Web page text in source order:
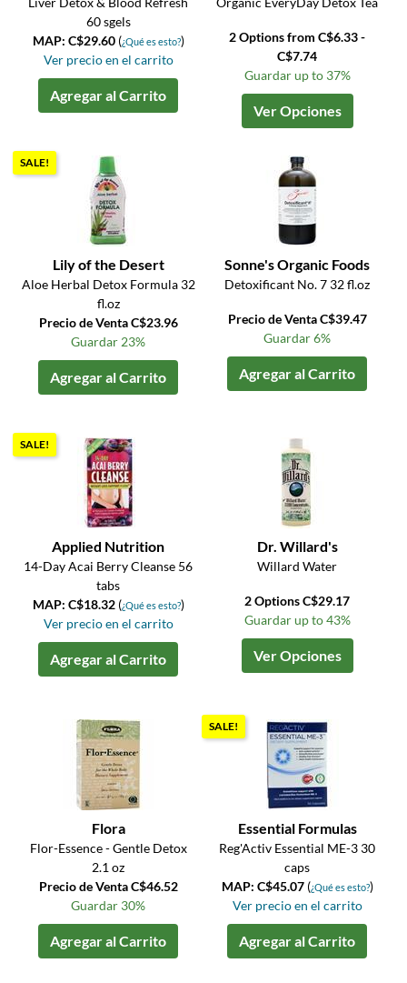
60 sgels
MAP: C$29.60 (¿Qué es esto?)
Ver precio en el carrito
Agregar al Carrito
2 Options from C$6.33 -
C$7.74
Guardar up to 37%
Ver Opciones
SALE!
Lily of the Desert
Aloe Herbal Detox Formula 32
fl.oz
Precio de Venta C$23.96
Guardar 23%
Agregar al Carrito
Sonne's Organic Foods
Detoxificant No. 7 32 fl.oz
Precio de Venta C$39.47
Guardar 6%
Agregar al Carrito
SALE!
Applied Nutrition
14-Day Acai Berry Cleanse 56
tabs
MAP: C$18.32 (¿Qué es esto?)
Ver precio en el carrito
Agregar al Carrito
Dr. Willard's
Willard Water
2 Options C$29.17
Guardar up to 43%
Ver Opciones
Flora
Flor-Essence - Gentle Detox
2.1 oz
Precio de Venta C$46.52
Guardar 30%
Agregar al Carrito
SALE!
Essential Formulas
Reg'Activ Essential ME-3 30
caps
MAP: C$45.07 (¿Qué es esto?)
Ver precio en el carrito
Agregar al Carrito